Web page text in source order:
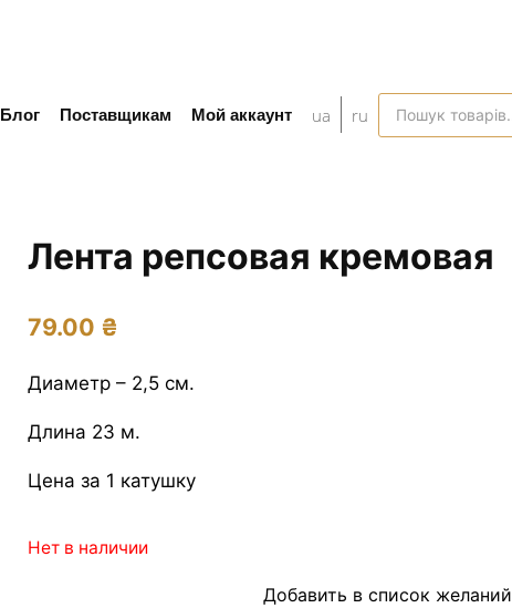
Блог Поставщикам Мой аккаунт ua ru
Поиск
товаров
Лента репсовая кремовая
79.00 ₴
Диаметр – 2,5 см.
Длина 23 м.
Цена за 1 катушку
Нет в наличии
Добавить в список желаний